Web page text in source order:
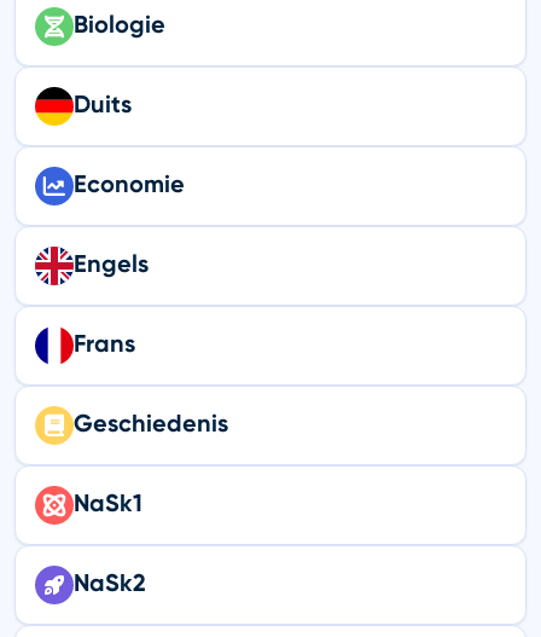
Biologie
Duits
Economie
Engels
Frans
Geschiedenis
NaSk1
NaSk2